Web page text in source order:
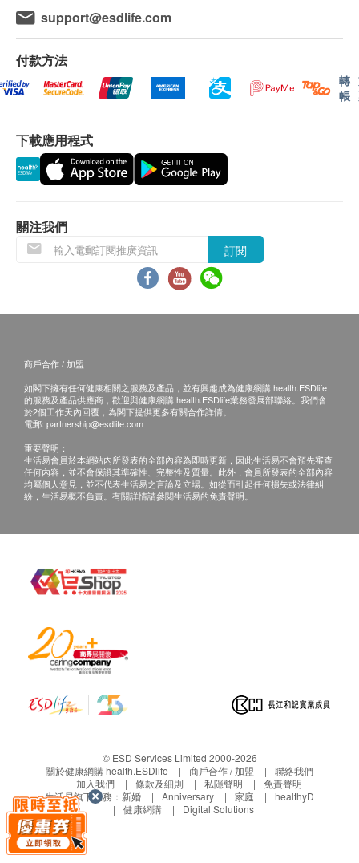
賬單總額未滿HK$800
訂單確認後將於 4個工作天內營康薈會聯絡安排發
貨。
不排除運送時間會因節日而有所影響。當八號烈風
送貨)，敬請留意。
所有訂單須視乎相關貨品的供應情況再作最後確
認。倘若供應商未能提供任何訂單上的貨品，健康
於送貨前透過電話或電郵通知顧客再作安排。
倘若由於不可抗力的原因(
包括但不限於由於天
災、火災、水災、意外、暴亂、戰爭、政府政策、
罷工或任何不能控制的情況
下所需的貨品或服務，華康復康用品有限公司及健
償。
確保貨品在預約日期送到該地址，若因閣下的原因
而導致貨品超過購買日期30日後仍不成功派送，康
復康用品有限公司保留權利包括任何拒絕要求退款
申请之權利。
如在約定日期不能收貨，請於約定收貨日前最少
個工作天前聯絡營康薈。
公時間內自行安排前往領回，
貨，而於網上已收取之運費將不獲退還。
客戶於收取貨品時必須檢查所訂購之貨品是否有損
毀。如發現貨品損毀(不包括蓄意損壞者)，請客戶
在送貨日期起計7天以內通知華康復康用品有限公
司客戶服務部安排更換該貨品。
任何非損毀所導致的退貨均不受理。
或過期退回，供應商有權不受理。
血糖測試產品享5年保養。
血壓計享2年保養。
除血糖測試產品及血壓計外，其他商品均不享任何
保養。
support@esdlife.com
付款方法
轉
帳
下載應用程式
關注我們
訂閱
商戶合作 / 加盟
如閣下擁有任何健康相關之服務及產品，並有興趣成為健康網購 health.ESDlife
的服務及產品供應商，歡迎與健康網購 health.ESDlife業務發展部聯絡。我們會
於2個工作天內回覆，為閣下提供更多有關合作詳情。
電郵: partnership@esdlife.com
重要聲明：
生活易會員於本網站內所發表的全部內容為即時更新，因此生活易不會預先審查
任何內容，並不會保證其準確性、完整性及質量。此外，會員所發表的全部內容
均屬個人意見，並不代表生活易之言論及立場。如從而引起任何損失或法律糾
紛，生活易概不負責。有關詳情請參閱生活易的免責聲明。
© ESD Services Limited 2000-2026
關於健康網購 health.ESDlife
商戶合作 / 加盟
聯絡我們
加入我們
條款及細則 私隱聲明
免責聲明
生活易旗下業務： 新婚 Anniversary 家庭
healthyD
健康網購
Digital Solutions